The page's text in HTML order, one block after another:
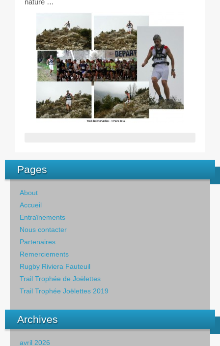
nature …
Pages
About
Accueil
Entraînements
Nous contacter
Partenaires
Remerciements
Rugby Riviera Fauteuil
Trail Trophée de Joëlettes
Trail Trophée Joëlettes 2019
Archives
avril 2026